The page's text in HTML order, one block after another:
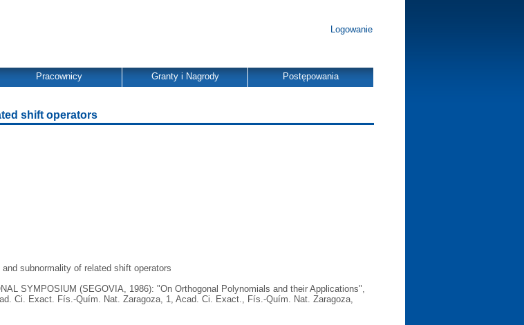
Logowanie
Pracownicy Granty i Nagrody Postępowania
shift operators
subnormality of related shift operators
SYMPOSIUM (SEGOVIA, 1986): "On Orthogonal Polynomials and their Applications",
Ci. Exact. Fís.-Quím. Nat. Zaragoza, 1, Acad. Ci. Exact., Fís.-Quím. Nat. Zaragoza,